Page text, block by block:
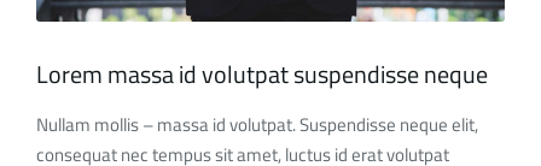
Lorem massa id volutpat suspendisse neque
Nullam mollis – massa id volutpat. Suspendisse neque elit,
consequat nec tempus sit amet, luctus id erat volutpat